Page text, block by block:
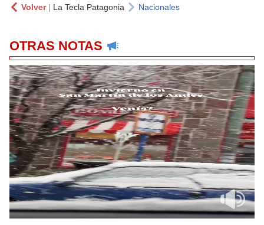
Volver| La Tecla Patagonia Nacionales
OTRAS NOTAS